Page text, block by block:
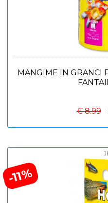
MANGIME IN GRANCI
€ 8.99
-11%